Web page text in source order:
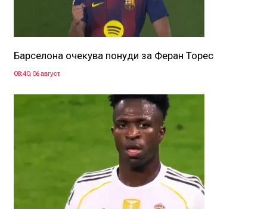
Барселона очекува понуди за Феран Торес
08:40, 06 август